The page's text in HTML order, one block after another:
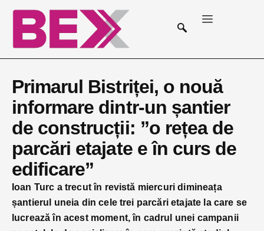
Primarul Bistriței, o nouă
informare dintr-un șantier
de construcții: ”o rețea de
parcări etajate e în curs de
edificare”
Ioan Turc a trecut în revistă miercuri dimineața
șantierul uneia din cele trei parcări etajate la care se
lucrează în acest moment, în cadrul unei campanii